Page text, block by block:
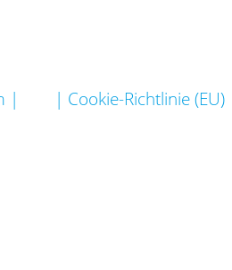
| | Cookie-Richtlinie (EU)